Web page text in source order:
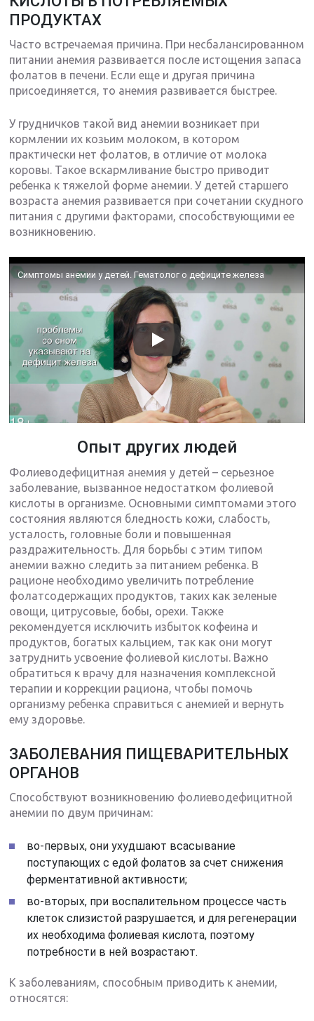
ПРОДУКТАХ
Часто встречаемая причина. При несбалансированном
питании анемия развивается после истощения запаса
фолатов в печени. Если еще и другая причина
присоединяется, то анемия развивается быстрее.
У грудничков такой вид анемии возникает при
кормлении их козьим молоком, в котором
практически нет фолатов, в отличие от молока
коровы. Такое вскармливание быстро приводит
ребенка к тяжелой форме анемии. У детей старшего
возраста анемия развивается при сочетании скудного
питания с другими факторами, способствующими ее
возникновению.
Симптомы анемии у детей. Гематолог о дефиците железа
Опыт других людей
Фолиеводефицитная анемия у детей – серьезное
заболевание, вызванное недостатком фолиевой
кислоты в организме. Основными симптомами этого
состояния являются бледность кожи, слабость,
усталость, головные боли и повышенная
раздражительность. Для борьбы с этим типом
анемии важно следить за питанием ребенка. В
рационе необходимо увеличить потребление
фолатсодержащих продуктов, таких как зеленые
овощи, цитрусовые, бобы, орехи. Также
рекомендуется исключить избыток кофеина и
продуктов, богатых кальцием, так как они могут
затруднить усвоение фолиевой кислоты. Важно
обратиться к врачу для назначения комплексной
терапии и коррекции рациона, чтобы помочь
организму ребенка справиться с анемией и вернуть
ему здоровье.
ЗАБОЛЕВАНИЯ ПИЩЕВАРИТЕЛЬНЫХ
ОРГАНОВ
Способствуют возникновению фолиеводефицитной
анемии по двум причинам:
во-первых, они ухудшают всасывание
поступающих с едой фолатов за счет снижения
ферментативной активности;
во-вторых, при воспалительном процессе часть
клеток слизистой разрушается, и для регенерации
их необходима фолиевая кислота, поэтому
потребности в ней возрастают.
К заболеваниям, способным приводить к анемии,
относятся: